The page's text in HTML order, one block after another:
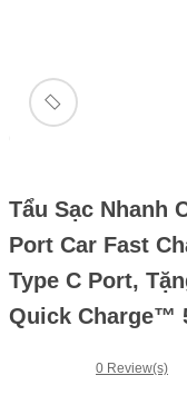
🔍
Tẩu Sạc Nhanh
Port Car Fast
Type C Port,
Quick Charge™
0 Review(s)